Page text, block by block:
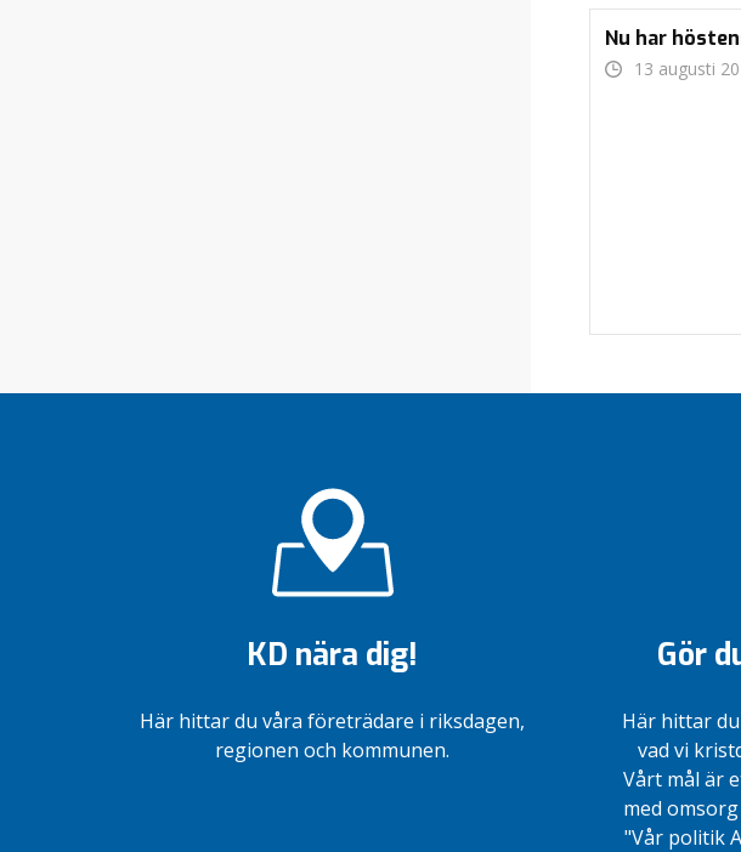
Nu har
13 augusti
KD nära dig!
Här hittar du våra företrädare i riksdagen,
regionen och kommunen.
Gör
Här hittar
vad vi
Vårt mål är
med
"Vår politik